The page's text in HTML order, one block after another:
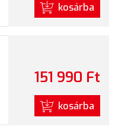
kosárba
151 990 Ft
kosárba